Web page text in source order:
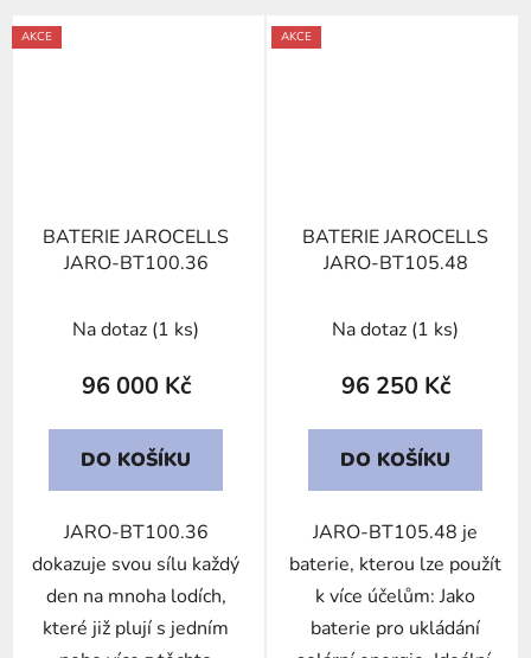
AKCE
BATERIE JAROCELLS
JARO-BT100.36
Na dotaz (1 ks)
96 000 Kč
DO KOŠÍKU
JARO-BT100.36
dokazuje svou sílu každý
den na mnoha lodích,
které již plují s jedním
AKCE
BATERIE JAROCELLS
JARO-BT105.48
Na dotaz (1 ks)
96 250 Kč
DO KOŠÍKU
JARO-BT105.48 je
baterie, kterou lze použít
k více účelům: Jako
baterie pro ukládání